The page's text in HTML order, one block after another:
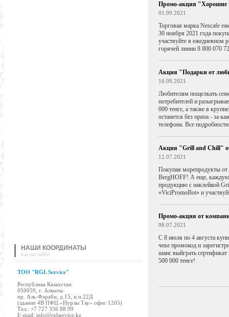
НАШИ КООРДИНАТЫ
как нас найти
TOO "RGL Service"
Республика Казахстан
050059, г. Алматы
пр. Аль-Фараби, д.15, н.п.22Д
(здание 4В ПФЦ «Нурлы Тау» офис 1205)
Tел.: +7 727 356 88 99
E-mail: info@rglservice.kz
Промо-акция "Хорошие
01.09.2021
Торговая марка Nescafe
30 ноября 2021 года
участвуйте в ежедневном
горячей линии 8 800 070
Акция "Подарки от
16.08.2021
Любителям пощелкать
потребителей и
000 тенге, а также в
останется без приза - за
телефона. Все
Акция "Grill and Chill"
12.07.2021
Покупая морепродукты от
BergHOFF! А еще, каждую
продукцию с наклейкой
«ViciPromoBot» и
Промо-акция от
08.07.2021
С 8 июля по 4 августа
чеке промокод и
шанс выйграть
500 000 тенге!